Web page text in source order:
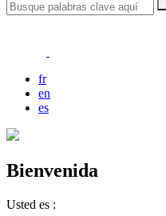
fr
en
es
Bienvenida
Usted es :